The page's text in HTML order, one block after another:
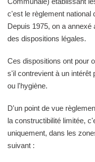
c'est le règlement national
Depuis 1975, on a annexé
des dispositions légales.
Ces dispositions ont pour
s'il contrevient à un intérêt
ou l'hygiène.
D'un point de vue
la constructibilité limitée,
uniquement, dans les
suivant :